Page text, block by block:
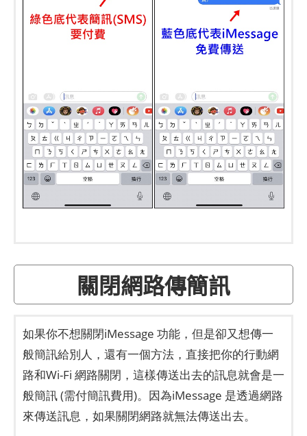
關閉網路傳簡訊
如果你不想關閉iMessage 功能，但是卻又想傳一
般簡訊給別人，還有一個方法，直接把你的行動網
路和Wi-Fi 網路關閉，這樣傳送出去的訊息就會是一
般簡訊 (需付簡訊費用)。因為iMessage 是透過網路
來傳送訊息，如果關閉網路就無法傳送出去。